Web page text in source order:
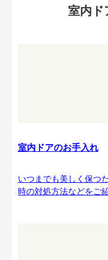
室内ド
室内ドアのお手入れ
いつまでも美しく保つ
時の対処方法などをご